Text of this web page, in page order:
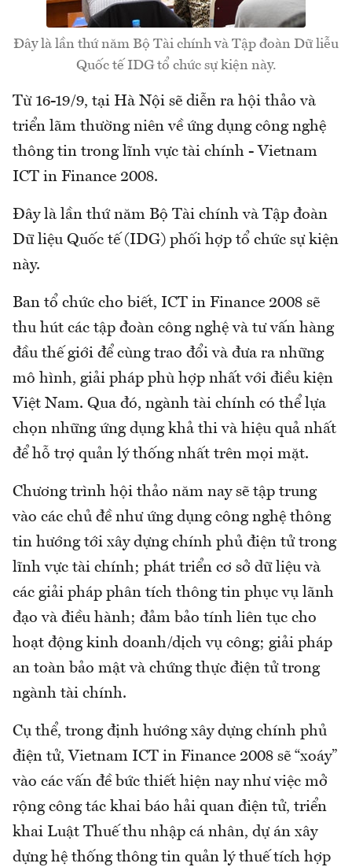
Đây là lần thứ năm Bộ Tài chính và Tập đoàn Dữ liễu
Quốc tế IDG tổ chức sự kiện này.
Từ 16-19/9, tại Hà Nội sẽ diễn ra hội thảo và
triển lãm thường niên về ứng dụng công nghệ
thông tin trong lĩnh vực tài chính - Vietnam
ICT in Finance 2008.
Đây là lần thứ năm Bộ Tài chính và Tập đoàn
Dữ liệu Quốc tế (IDG) phối hợp tổ chức sự kiện
này.
Ban tổ chức cho biết, ICT in Finance 2008 sẽ
thu hút các tập đoàn công nghệ và tư vấn hàng
đầu thế giới để cùng trao đổi và đưa ra những
mô hình, giải pháp phù hợp nhất với điều kiện
Việt Nam. Qua đó, ngành tài chính có thể lựa
chọn những ứng dụng khả thi và hiệu quả nhất
để hỗ trợ quản lý thống nhất trên mọi mặt.
Chương trình hội thảo năm nay sẽ tập trung
vào các chủ đề như ứng dụng công nghệ thông
tin hướng tới xây dựng chính phủ điện tử trong
lĩnh vực tài chính; phát triển cơ sở dữ liệu và
các giải pháp phân tích thông tin phục vụ lãnh
đạo và điều hành; đảm bảo tính liên tục cho
hoạt động kinh doanh/dịch vụ công; giải pháp
an toàn bảo mật và chứng thực điện tử trong
ngành tài chính.
Cụ thể, trong định hướng xây dựng chính phủ
điện tử, Vietnam ICT in Finance 2008 sẽ “xoáy”
vào các vấn đề bức thiết hiện nay như việc mở
rộng công tác khai báo hải quan điện tử, triển
khai Luật Thuế thu nhập cá nhân, dự án xây
dựng hệ thống thông tin quản lý thuế tích hợp